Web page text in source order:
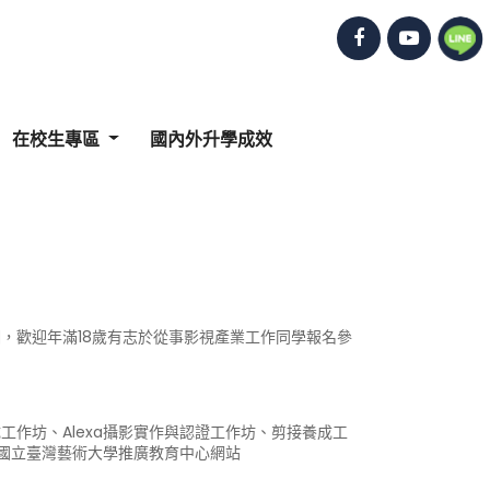
在校生專區 國內外升學成效
歡迎年滿18歲有志於從事影視產業工作同學報名參
作坊、Alexa攝影實作與認證工作坊、剪接養成工
立臺灣藝術大學推廣教育中心網站